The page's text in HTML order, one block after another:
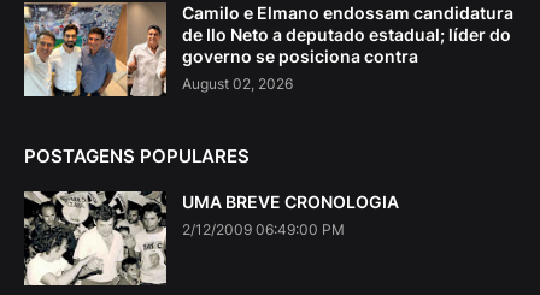
Camilo e Elmano endossam candidatura
de Ilo Neto a deputado estadual; líder do
governo se posiciona contra
August 02, 2026
POSTAGENS POPULARES
UMA BREVE CRONOLOGIA
2/12/2009 06:49:00 PM